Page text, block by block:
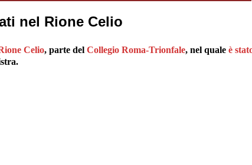
nel Rione Celio
Celio, parte del Collegio Roma-Trionfale, nel quale è